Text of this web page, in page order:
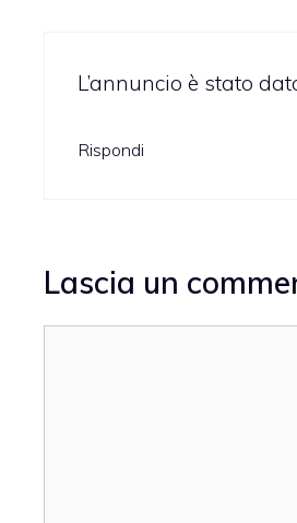
L’annuncio è stato
Rispondi
Lascia un